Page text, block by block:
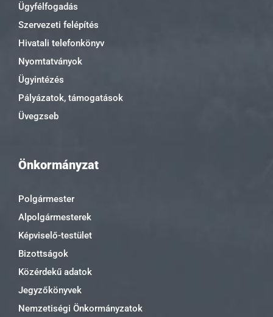
Ügyfélfogadás
Szervezeti felépítés
Hivatali telefonkönyv
Nyomtatványok
Ügyintézés
Pályázatok, támogatások
Üvegzseb
Önkormányzat
Polgármester
Alpolgármesterek
Képviselő-testület
Bizottságok
Közérdekű adatok
Jegyzőkönyvek
Nemzetiségi Önkormányzatok